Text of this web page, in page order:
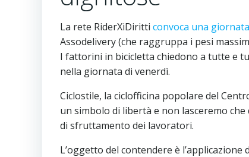
La rete RiderXiDiritti convoca una
Assodelivery (che raggruppa i pesi
I fattorini in bicicletta chiedono a tutte e
nella giornata di venerdì.
Ciclostile, la ciclofficina popolare del
un simbolo di libertà e non lasceremo
di sfruttamento dei lavoratori.
L’oggetto del contendere è l’applicazione